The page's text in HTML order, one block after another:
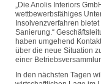
„Die Anolis Interiors
wettbewerbsfähiges
Insolvenzverfahren
Sanierung.“
haben umgehend
über die neue Situation
einer
In den nächsten Tagen